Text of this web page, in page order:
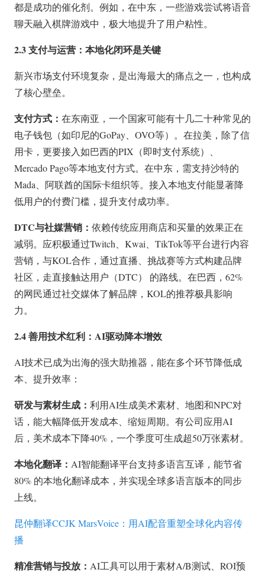
都是成功的催化剂。例如，在中东，一些游戏尝试将语音
聊天融入棋牌游戏中，极大地提升了用户粘性。
2.3 支付与运营：本地化闭环是关键
新兴市场支付环境复杂，是出海最大的痛点之一，也构成
了核心壁垒。
支付方式： 在东南亚，一个国家可能有十几二十种常见的
电子钱包（如印尼的GoPay、OVO等）。在拉美，除了信
用卡，更要接入如巴西的PIX（即时支付系统）、
Mercado Pago等本地支付方式。在中东，需支持沙特的
Mada、阿联酋的国际卡组织等。接入本地支付能显著降
低用户的付费门槛，提升支付成功率。
DTC与社媒营销： 依赖传统应用商店和买量的效果正在
减弱。应积极通过Twitch、Kwai、TikTok等平台进行内容
营销，与KOL合作，通过直播、挑战赛等方式构建品牌
社区，走直接触达用户（DTC） 的路线。在巴西，62%
的网民通过社交媒体了解品牌，KOL的推荐极具影响
力。
2.4 善用技术红利：AI驱动降本增效
AI技术已成为出海的强大助推器，能在多个环节降低成
本、提升效率：
研发与素材生成： 利用AI生成美术素材、地图和NPC对
话，能大幅降低开发成本、缩短周期。有公司应用AI
后，美术成本下降40%，一个季度可生成超50万张素材。
本地化翻译： AI智能翻译平台支持多语言互译，能节省
80% 的本地化翻译成本，并实现全球多语言版本的同步
上线。
昆仲翻译CCJK MarsVoice：用AI配音重塑全球化内容传
播
精准营销与投放： AI工具可以用于素材A/B测试、ROI预